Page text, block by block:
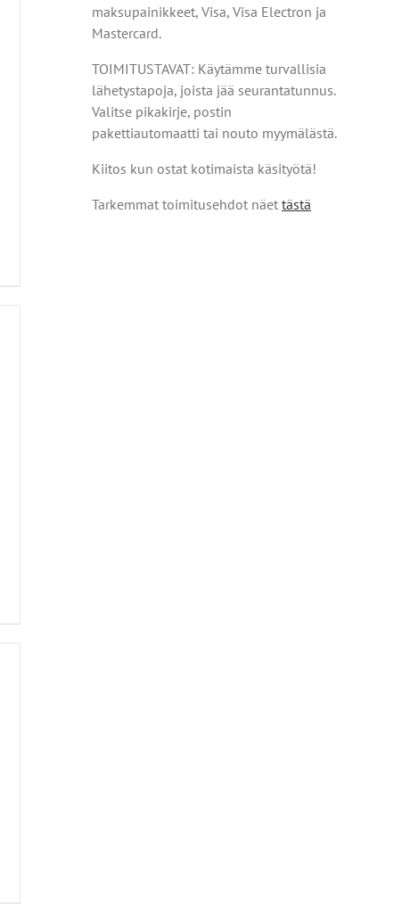
maksupainikkeet, Visa, Visa Electron ja
Mastercard.
TOIMITUSTAVAT: Käytämme turvallisia
lähetystapoja, joista jää seurantatunnus.
Valitse pikakirje, postin
pakettiautomaatti tai nouto myymälästä.
Kiitos kun ostat kotimaista käsityötä!
Tarkemmat toimitusehdot näet tästä